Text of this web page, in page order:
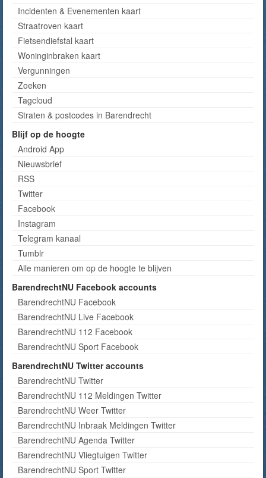
Incidenten & Evenementen kaart
Straatroven kaart
Fietsendiefstal kaart
Woninginbraken kaart
Vergunningen
Zoeken
Tagcloud
Straten & postcodes in Barendrecht
Blijf op de hoogte
Android App
Nieuwsbrief
RSS
Twitter
Facebook
Instagram
Telegram kanaal
Tumblr
Alle manieren om op de hoogte te blijven
BarendrechtNU Facebook accounts
BarendrechtNU Facebook
BarendrechtNU Live Facebook
BarendrechtNU 112 Facebook
BarendrechtNU Sport Facebook
BarendrechtNU Twitter accounts
BarendrechtNU Twitter
BarendrechtNU 112 Meldingen Twitter
BarendrechtNU Weer Twitter
BarendrechtNU Inbraak Meldingen Twitter
BarendrechtNU Agenda Twitter
BarendrechtNU Vliegtuigen Twitter
BarendrechtNU Sport Twitter